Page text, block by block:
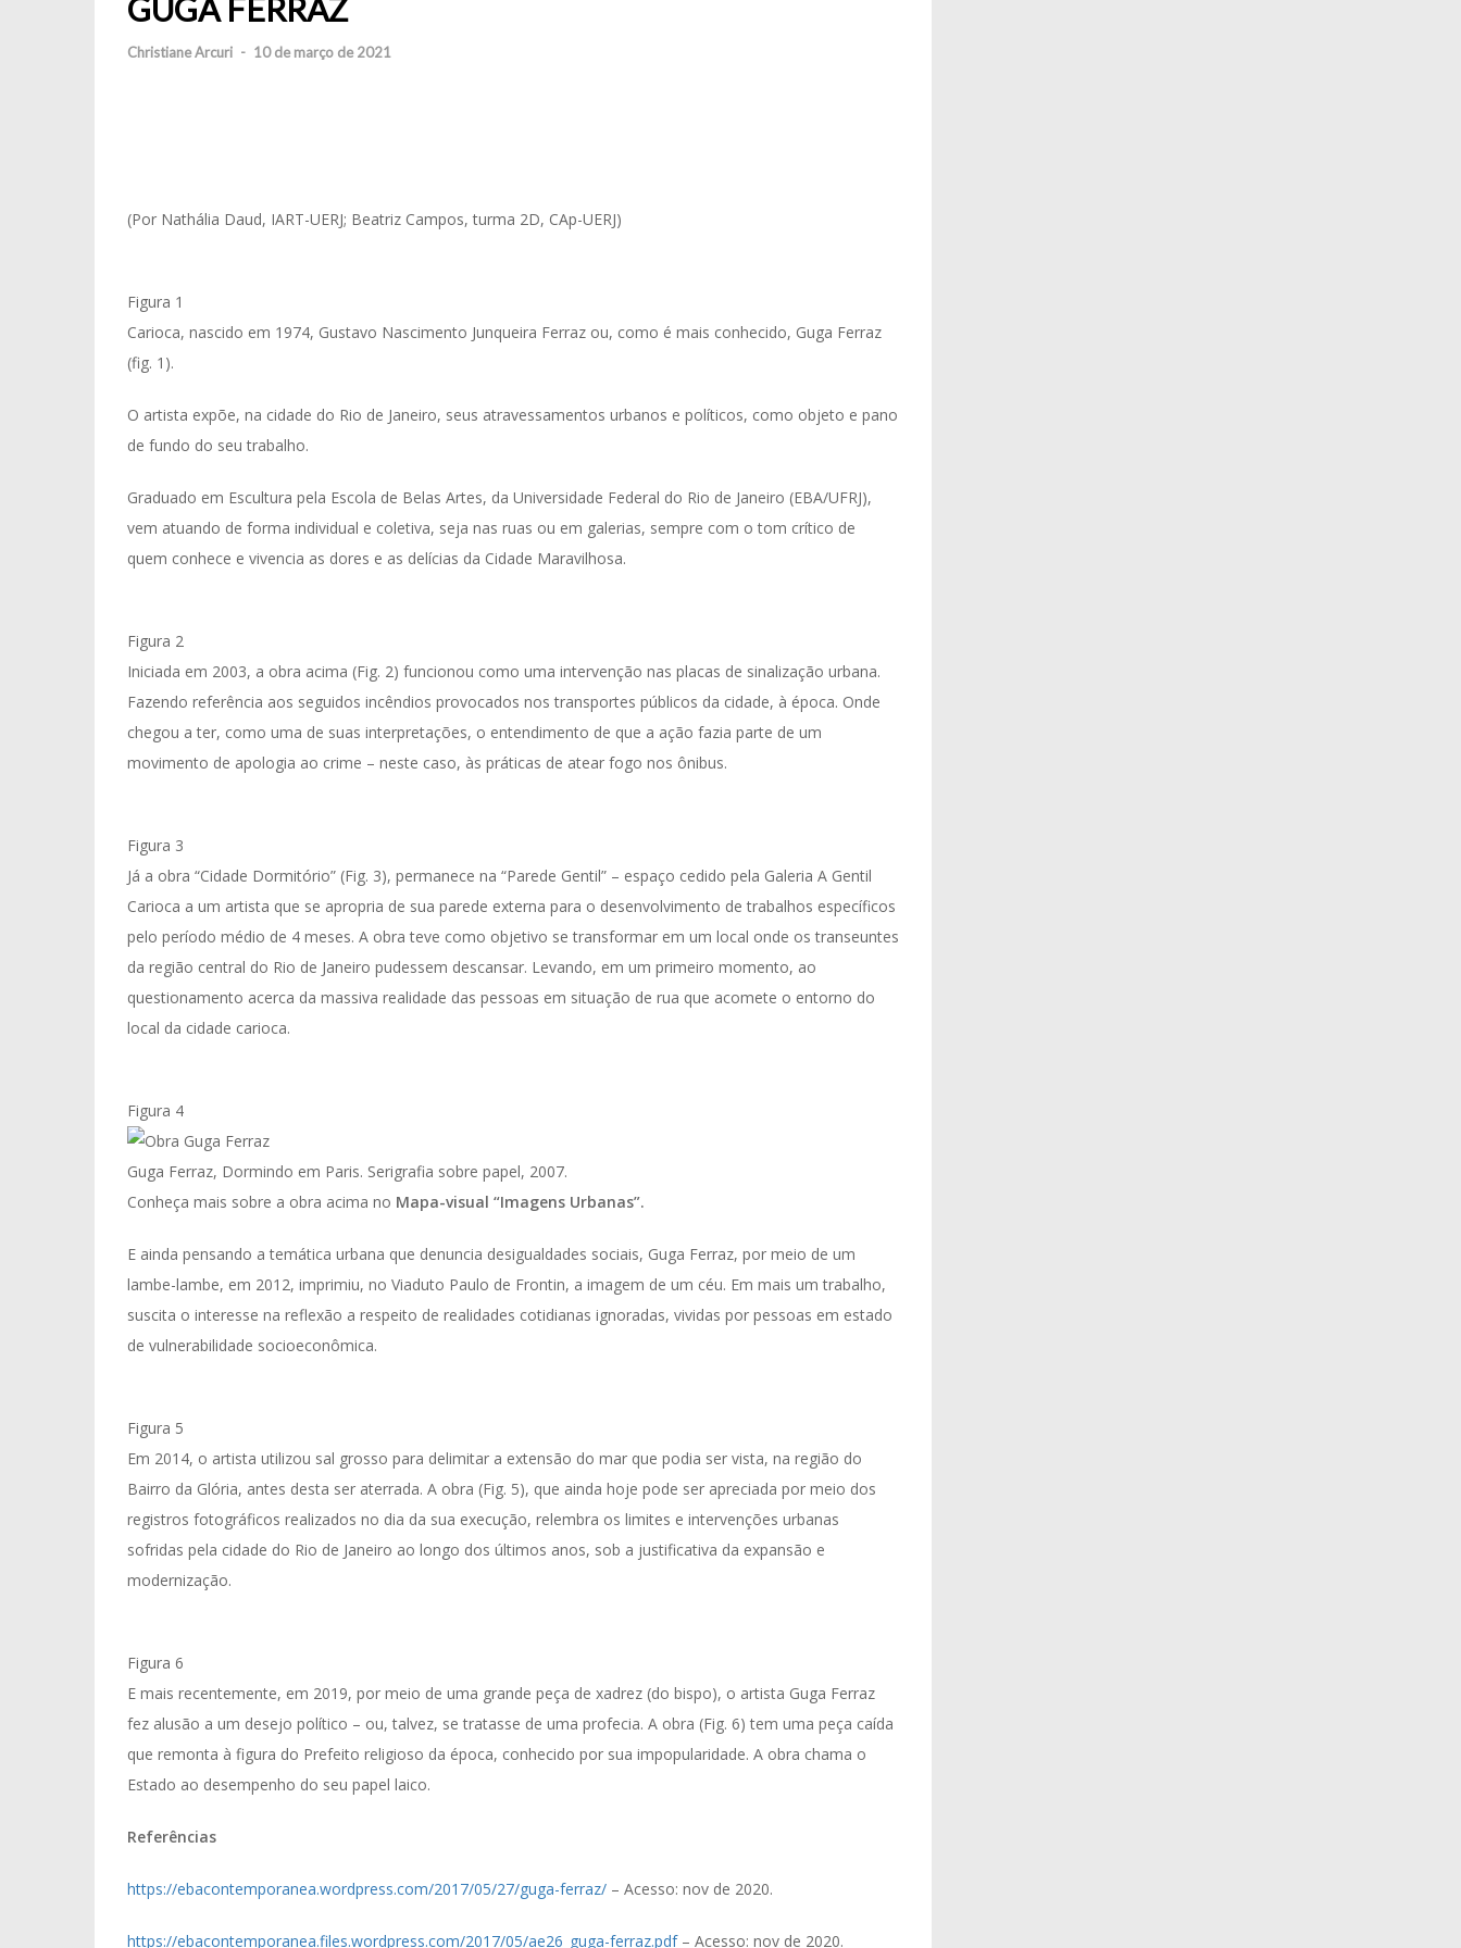
GUGA FERRAZ
Christiane Arcuri - 10 de março de 2021
(Por Nathália Daud, IART-UERJ; Beatriz Campos, turma 2D, CAp-UERJ)
Figura 1
Carioca, nascido em 1974, Gustavo Nascimento Junqueira Ferraz ou, como é mais conhecido, Guga Ferraz
(fig. 1).
O artista expõe, na cidade do Rio de Janeiro, seus atravessamentos urbanos e políticos, como objeto e pano
de fundo do seu trabalho.
Graduado em Escultura pela Escola de Belas Artes, da Universidade Federal do Rio de Janeiro (EBA/UFRJ),
vem atuando de forma individual e coletiva, seja nas ruas ou em galerias, sempre com o tom crítico de
quem conhece e vivencia as dores e as delícias da Cidade Maravilhosa.
Figura 2
Iniciada em 2003, a obra acima (Fig. 2) funcionou como uma intervenção nas placas de sinalização urbana.
Fazendo referência aos seguidos incêndios provocados nos transportes públicos da cidade, à época. Onde
chegou a ter, como uma de suas interpretações, o entendimento de que a ação fazia parte de um
movimento de apologia ao crime – neste caso, às práticas de atear fogo nos ônibus.
Figura 3
Já a obra “Cidade Dormitório” (Fig. 3), permanece na “Parede Gentil” – espaço cedido pela Galeria A Gentil
Carioca a um artista que se apropria de sua parede externa para o desenvolvimento de trabalhos específicos
pelo período médio de 4 meses. A obra teve como objetivo se transformar em um local onde os transeuntes
da região central do Rio de Janeiro pudessem descansar. Levando, em um primeiro momento, ao
questionamento acerca da massiva realidade das pessoas em situação de rua que acomete o entorno do
local da cidade carioca.
Figura 4
Guga Ferraz, Dormindo em Paris. Serigrafia sobre papel, 2007.
Conheça mais sobre a obra acima no Mapa-visual “Imagens Urbanas”.
E ainda pensando a temática urbana que denuncia desigualdades sociais, Guga Ferraz, por meio de um
lambe-lambe, em 2012, imprimiu, no Viaduto Paulo de Frontin, a imagem de um céu. Em mais um trabalho,
suscita o interesse na reflexão a respeito de realidades cotidianas ignoradas, vividas por pessoas em estado
de vulnerabilidade socioeconômica.
Figura 5
Em 2014, o artista utilizou sal grosso para delimitar a extensão do mar que podia ser vista, na região do
Bairro da Glória, antes desta ser aterrada. A obra (Fig. 5), que ainda hoje pode ser apreciada por meio dos
registros fotográficos realizados no dia da sua execução, relembra os limites e intervenções urbanas
sofridas pela cidade do Rio de Janeiro ao longo dos últimos anos, sob a justificativa da expansão e
modernização.
Figura 6
E mais recentemente, em 2019, por meio de uma grande peça de xadrez (do bispo), o artista Guga Ferraz
fez alusão a um desejo político – ou, talvez, se tratasse de uma profecia. A obra (Fig. 6) tem uma peça caída
que remonta à figura do Prefeito religioso da época, conhecido por sua impopularidade. A obra chama o
Estado ao desempenho do seu papel laico.
Referências
https://ebacontemporanea.wordpress.com/2017/05/27/guga-ferraz/ – Acesso: nov de 2020.
https://ebacontemporanea.files.wordpress.com/2017/05/ae26_guga-ferraz.pdf– Acesso: nov de 2020.